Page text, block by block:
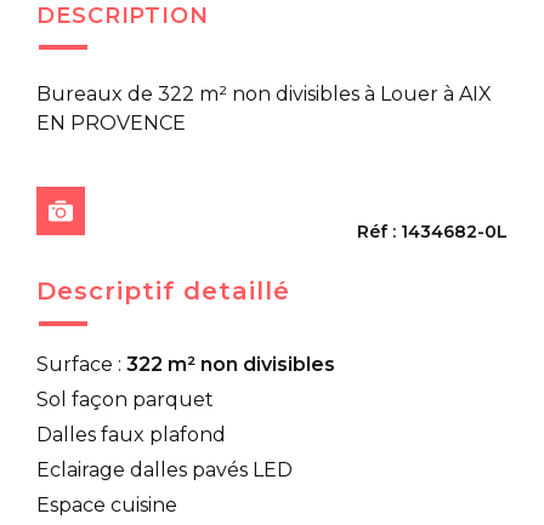
DESCRIPTION
Bureaux de 322 m² non divisibles à Louer à AIX
EN PROVENCE
Réf : 1434682-0L
Descriptif detaillé
Surface : 322 m² non divisibles
Sol façon parquet
Dalles faux plafond
Eclairage dalles pavés LED
Espace cuisine